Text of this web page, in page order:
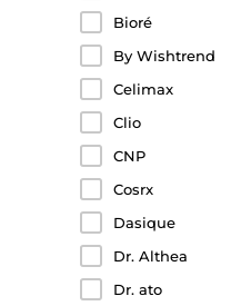
Bioré
By Wishtrend
Celimax
Clio
CNP
Cosrx
Dasique
Dr. Althea
Dr. ato